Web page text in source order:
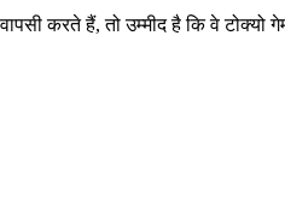
करते हैं, तो उम्मीद है कि वे